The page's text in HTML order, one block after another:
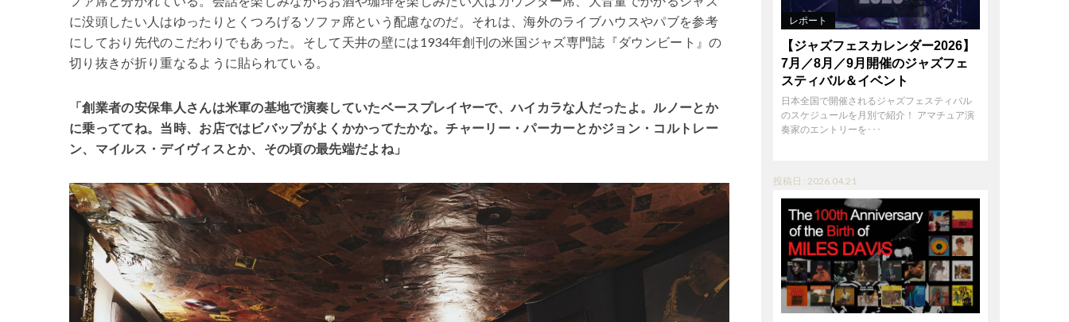
に没頭したい人はゆったりとくつろげるソファ席という配慮なのだ。それは、海外のライブハウスやパブを参考
にしており先代のこだわりでもあった。そして天井の壁には1934年創刊の米国ジャズ専門誌『ダウンビート』の
切り抜きが折り重なるように貼られている。
「創業者の安保隼人さんは米軍の基地で演奏していたベースプレイヤーで、ハイカラな人だったよ。ルノーとか
に乗っててね。当時、お店ではビバップがよくかかってたかな。チャーリー・パーカーとかジョン・コルトレー
ン、マイルス・デイヴィスとか、その頃の最先端だよね」
レポート
【ジャズフェスカレンダー2026】
7月／8月／9月開催のジャズフェ
スティバル＆イベント
日本全国で開催されるジャズフェスティバル
のスケジュールを月別で紹介！ アマチュア演
奏家のエントリーを･･･
投稿日 : 2026.04.21